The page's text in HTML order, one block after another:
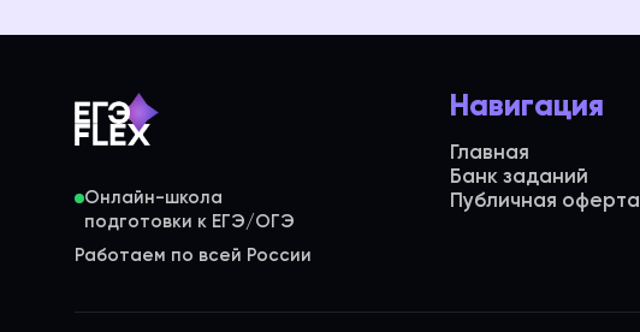
Онлайн-школа
Работаем по всей России
Навигация
Главная
Банк заданий
Публичная оферта